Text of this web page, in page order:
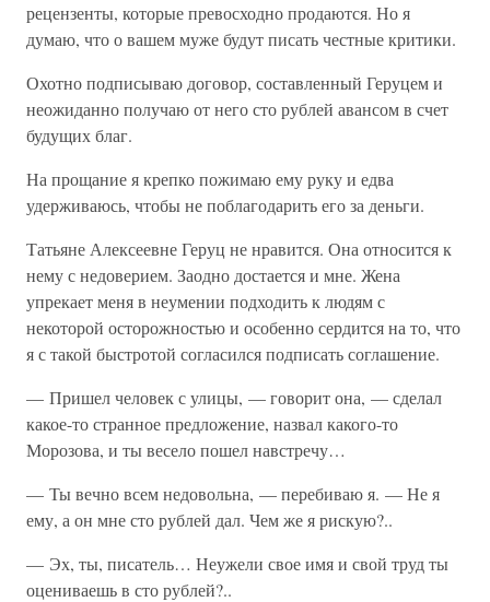
рецензенты, которые превосходно продаются. Но я
думаю, что о вашем муже будут писать честные критики.
Охотно подписываю договор, составленный Геруцем и
неожиданно получаю от него сто рублей авансом в счет
будущих благ.
На прощание я крепко пожимаю ему руку и едва
удерживаюсь, чтобы не поблагодарить его за деньги.
Татьяне Алексеевне Геруц не нравится. Она относится к
нему с недоверием. Заодно достается и мне. Жена
упрекает меня в неумении подходить к людям с
некоторой осторожностью и особенно сердится на то, что
я с такой быстротой согласился подписать соглашение.
— Пришел человек с улицы, — говорит она, — сделал
какое-то странное предложение, назвал какого-то
Морозова, и ты весело пошел навстречу…
— Ты вечно всем недовольна, — перебиваю я. — Не я
ему, а он мне сто рублей дал. Чем же я рискую?..
— Эх, ты, писатель… Неужели свое имя и свой труд ты
оцениваешь в сто рублей?..